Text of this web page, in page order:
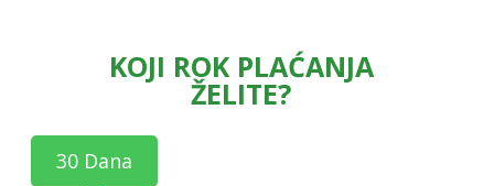
KOJI ROK PLAĆANJA
ŽELITE?
30 Dana